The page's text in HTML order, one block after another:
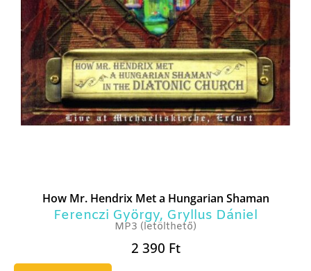
How Mr. Hendrix Met a Hungarian Shaman
Ferenczi György, Gryllus Dániel
MP3 (letölthető)
2 390 Ft